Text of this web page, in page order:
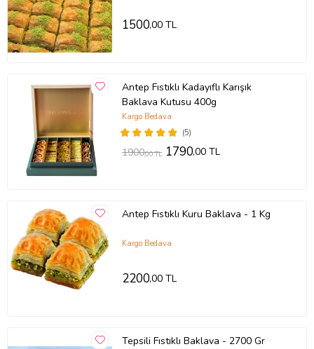
1500,00 TL
Antep Fıstıklı Kadayıflı Karışık
Baklava Kutusu 400g
(5)
Kargo Bedava
1900,00 TL 1790,00 TL
Antep Fıstıklı Kuru Baklava - 1 Kg
Kargo Bedava
2200,00 TL
Tepsili Fıstıklı Baklava - 2700 Gr